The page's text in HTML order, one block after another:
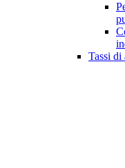
Tassi di